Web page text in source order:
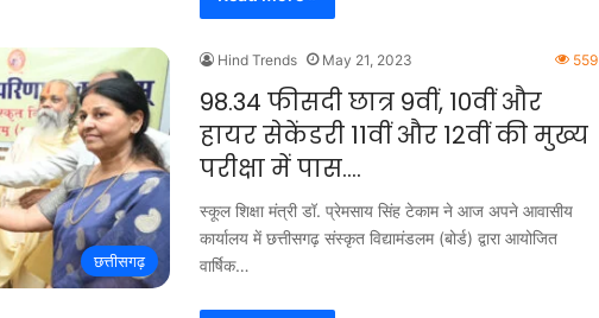
छत्तीसगढ़
Hind Trends May 21, 2023 559
98.34 फीसदी छात्र 9वीं, 10वीं और
हायर सेकेंडरी 11वीं और 12वीं की मुख्य
परीक्षा में पास….
स्कूल शिक्षा मंत्री डॉ. प्रेमसाय सिंह टेकाम ने आज अपने आवासीय
कार्यालय में छत्तीसगढ़ संस्कृत विद्यामंडलम (बोर्ड) द्वारा आयोजित
वार्षिक…